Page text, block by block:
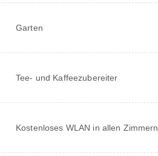
Garten
Tee- und Kaffeezubereiter
Kostenloses WLAN in allen Zimmern